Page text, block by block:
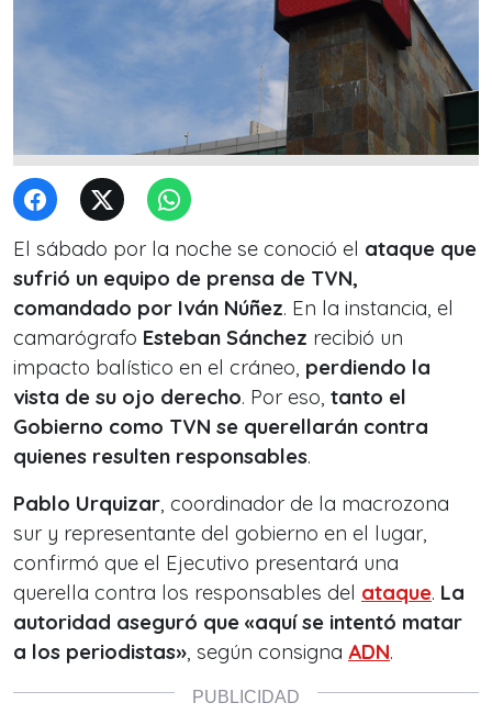
El sábado por la noche se conoció el ataque que
sufrió un equipo de prensa de TVN,
comandado por Iván Núñez. En la instancia, el
camarógrafo Esteban Sánchez recibió un
impacto balístico en el cráneo, perdiendo la
vista de su ojo derecho. Por eso, tanto el
Gobierno como TVN se querellarán contra
quienes resulten responsables.
Pablo Urquizar, coordinador de la macrozona
sur y representante del gobierno en el lugar,
confirmó que el Ejecutivo presentará una
querella contra los responsables del ataque. La
autoridad aseguró que «aquí se intentó matar
a los periodistas», según consigna ADN.